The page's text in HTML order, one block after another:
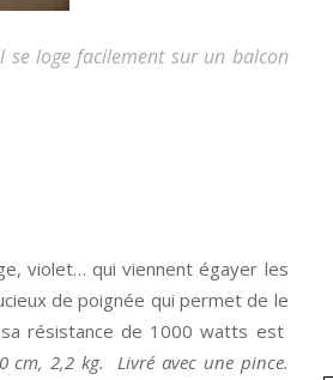
loge facilement sur un balcon
violet… qui viennent égayer les
de poignée qui permet de le
résistance de 1000 watts est
cm, 2,2 kg. Livré avec une pince.